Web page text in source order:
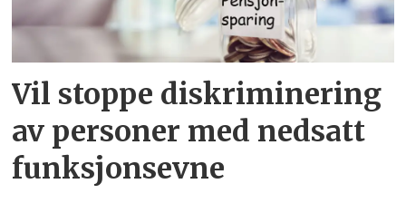
Vil stoppe diskriminering
av personer med nedsatt
funksjonsevne